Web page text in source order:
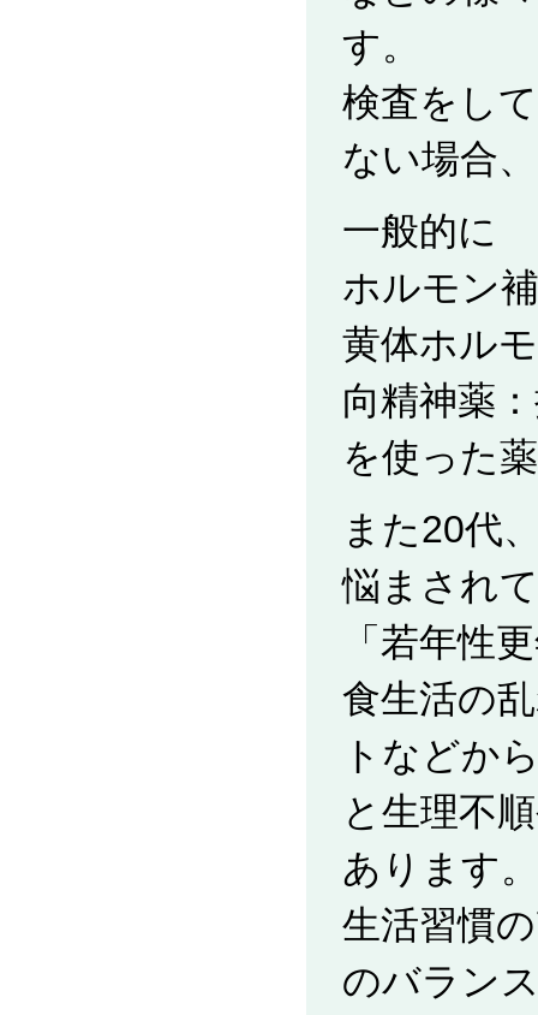
す。
検査をし
ない場合
一般的に
ホルモン
黄体ホル
向精神薬
を使った
また20代
悩まされ
「若年性
食生活の
トなどか
と生理不
あります。
生活習慣
のバラン